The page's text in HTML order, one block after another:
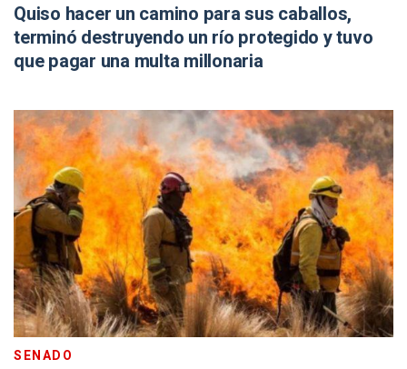
Quiso hacer un camino para sus caballos,
terminó destruyendo un río protegido y tuvo
que pagar una multa millonaria
SENADO